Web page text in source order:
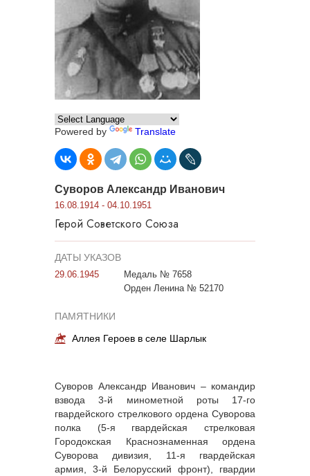
Powered by Translate
Суворов Александр Иванович
16.08.1914 - 04.10.1951
Герой Советского Союза
ДАТЫ УКАЗОВ
29.06.1945
Медаль № 7658
Орден Ленина № 52170
ПАМЯТНИКИ
Аллея Героев в селе Шарлык
Суворов Александр Иванович – командир
взвода 3-й минометной роты 17-го
гвардейского стрелкового ордена Суворова
полка (5-я гвардейская стрелковая
Городокская Краснознаменная ордена
Суворова дивизия, 11-я гвардейская
армия, 3-й Белорусский фронт), гвардии